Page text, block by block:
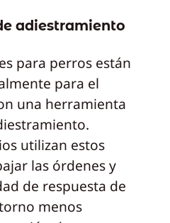
adiestramiento
para perros están
para el
una herramienta
utilizan estos
las órdenes y
de respuesta de
menos